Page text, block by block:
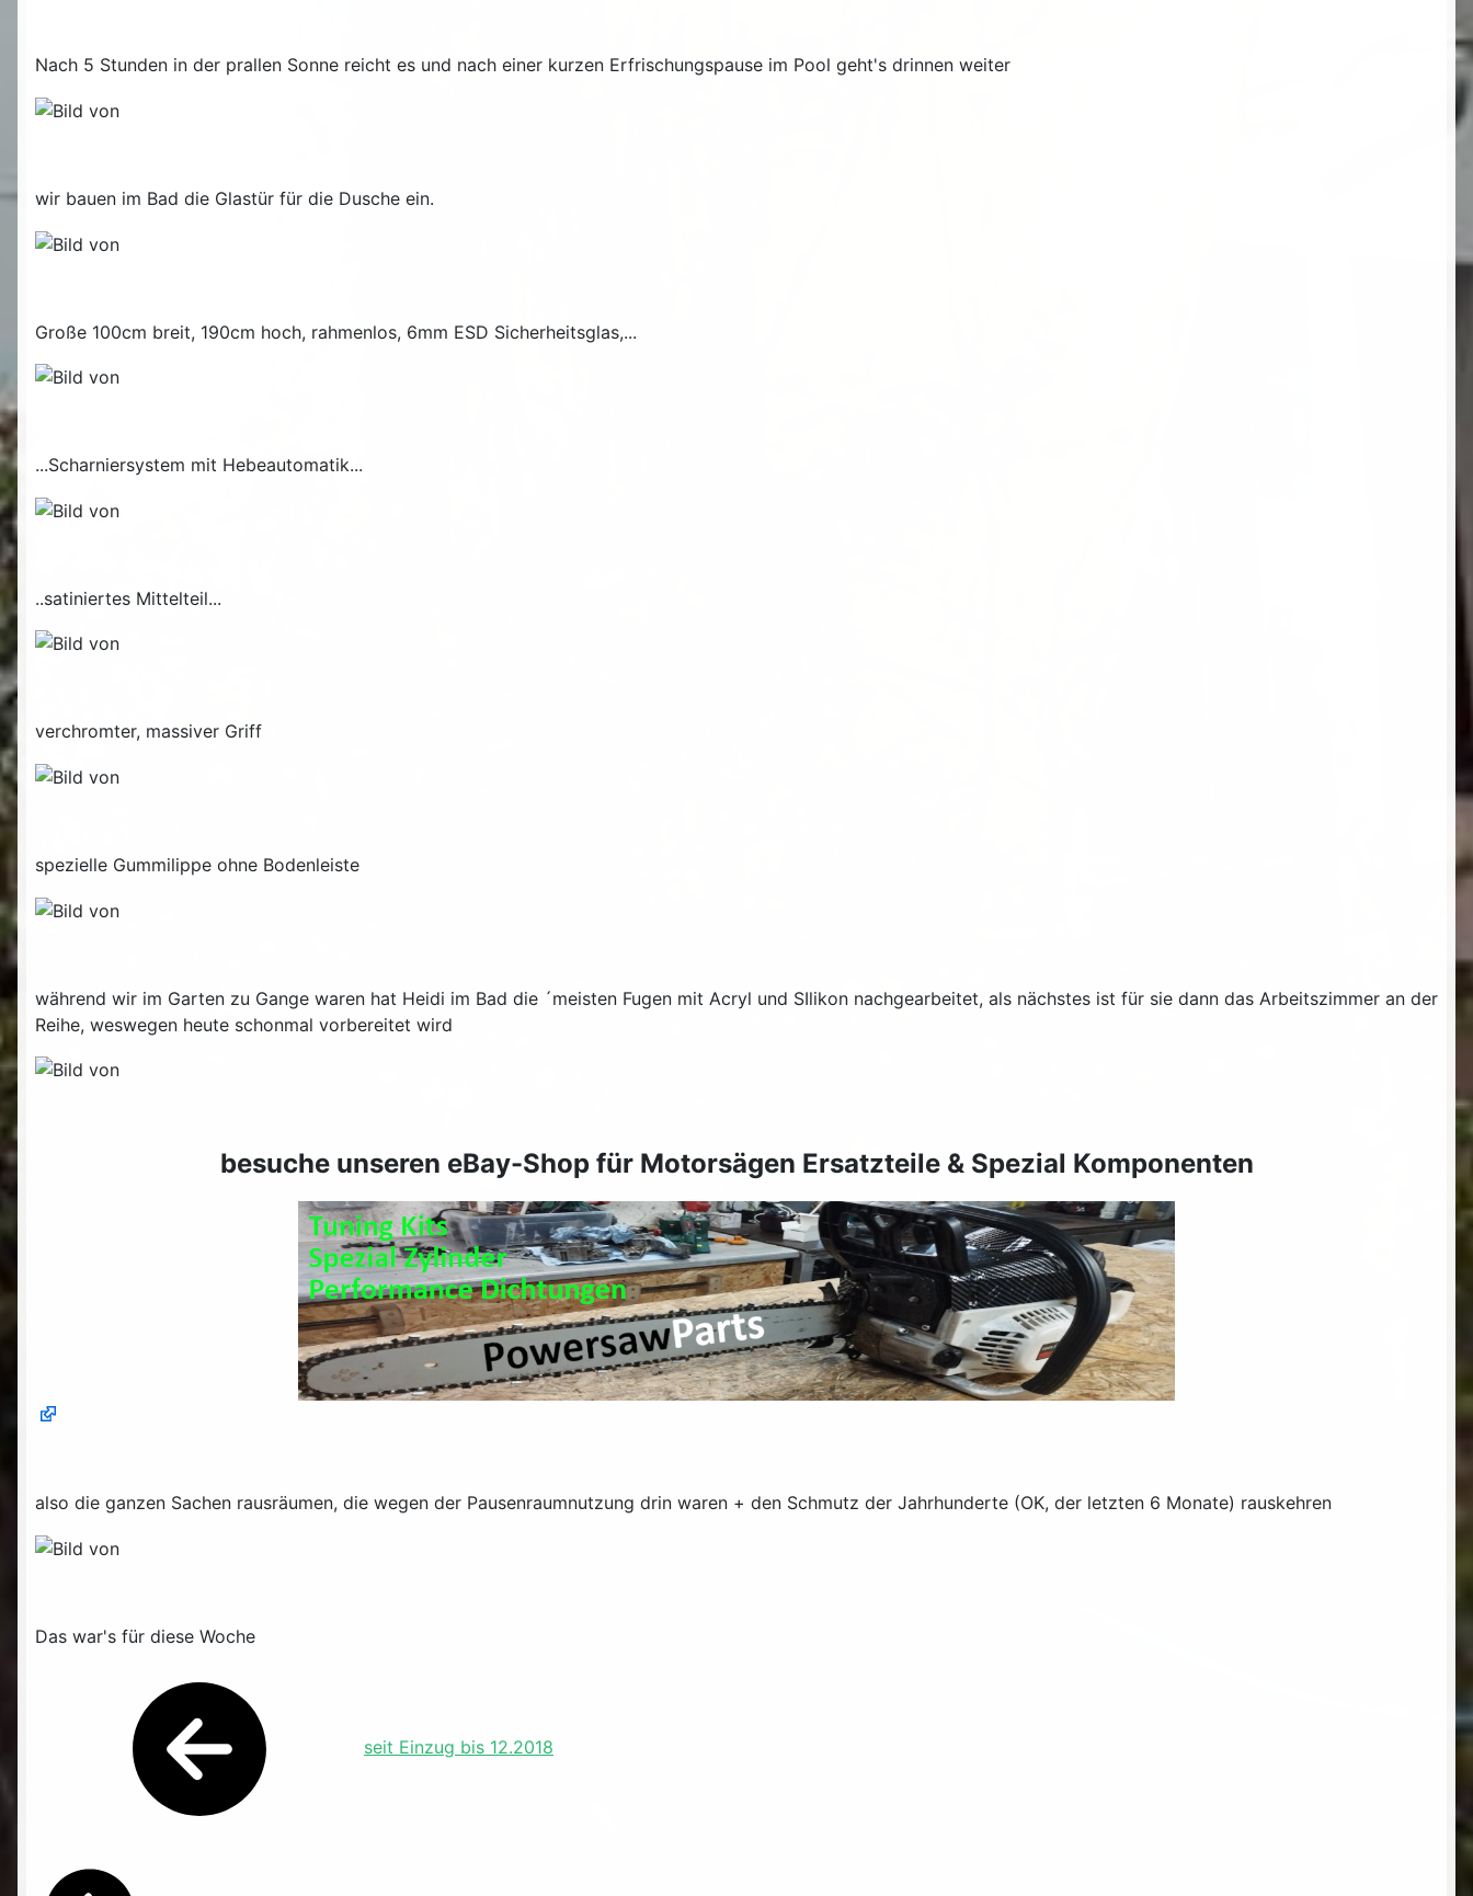
Nach 5 Stunden in der prallen Sonne reicht es und nach einer kurzen Erfrischungspause im Pool geht's drinnen weiter
wir bauen im Bad die Glastür für die Dusche ein.
Große 100cm breit, 190cm hoch, rahmenlos, 6mm ESD Sicherheitsglas,...
...Scharniersystem mit Hebeautomatik...
..satiniertes Mittelteil...
verchromter, massiver Griff
spezielle Gummilippe ohne Bodenleiste
während wir im Garten zu Gange waren hat Heidi im Bad die ´meisten Fugen mit Acryl und SIlikon nachgearbeitet, als nächstes ist für sie dann das Arbeitszimmer an der
Reihe, weswegen heute schonmal vorbereitet wird
besuche unseren eBay-Shop für Motorsägen Ersatzteile & Spezial Komponenten
also die ganzen Sachen rausräumen, die wegen der Pausenraumnutzung drin waren + den Schmutz der Jahrhunderte (OK, der letzten 6 Monate) rauskehren
Das war's für diese Woche
seit Einzug bis 12.2018